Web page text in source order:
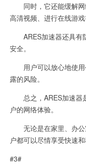
同时，它还能缓解网
高清视频、进行在线游
ARES加速器还具有
安全。
用户可以放心地使用
露的风险。
总之，ARES加速器
户的网络体验。
无论是在家里、办公
户都可以尽情享受快速和
#3#